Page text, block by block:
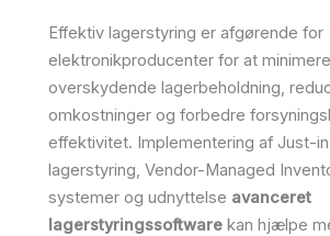
Effektiv lagerstyring er afgørende for
elektronikproducenter for at minimere
overskydende lagerbeholdning,
omkostninger og forbedre
effektivitet. Implementering af Just-
lagerstyring, Vendor-Managed
systemer og udnyttelse avanceret
lagerstyringssoftware kan hjælpe